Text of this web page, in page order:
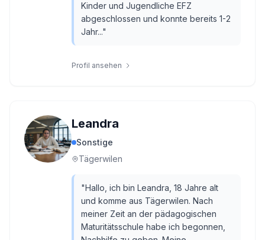
Kinder und Jugendliche EFZ
abgeschlossen und konnte bereits 1-2
Jahr..."
Profil ansehen
Leandra
Sonstige
Tägerwilen
"Hallo, ich bin Leandra, 18 Jahre alt
und komme aus Tägerwilen. Nach
meiner Zeit an der pädagogischen
Maturitätsschule habe ich begonnen,